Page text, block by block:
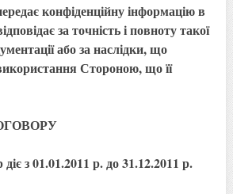
конфіденційну інформацію в
за точність і повноту такої
або за наслідки, що
Стороною, що її
з 01.01.2011 р. до 31.12.2011 р.